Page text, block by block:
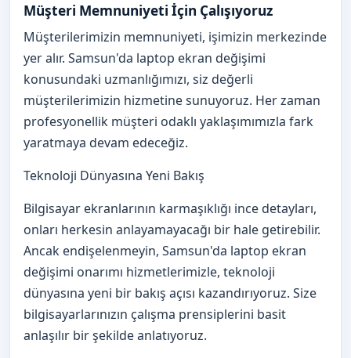
Müşteri Memnuniyeti İçin Çalışıyoruz
Müşterilerimizin memnuniyeti, işimizin merkezinde
yer alır. Samsun'da laptop ekran değişimi
konusundaki uzmanlığımızı, siz değerli
müşterilerimizin hizmetine sunuyoruz. Her zaman
profesyonellik müşteri odaklı yaklaşımımızla fark
yaratmaya devam edeceğiz.
Teknoloji Dünyasına Yeni Bakış
Bilgisayar ekranlarının karmaşıklığı ince detayları,
onları herkesin anlayamayacağı bir hale getirebilir.
Ancak endişelenmeyin, Samsun'da laptop ekran
değişimi onarımı hizmetlerimizle, teknoloji
dünyasına yeni bir bakış açısı kazandırıyoruz. Size
bilgisayarlarınızın çalışma prensiplerini basit
anlaşılır bir şekilde anlatıyoruz.